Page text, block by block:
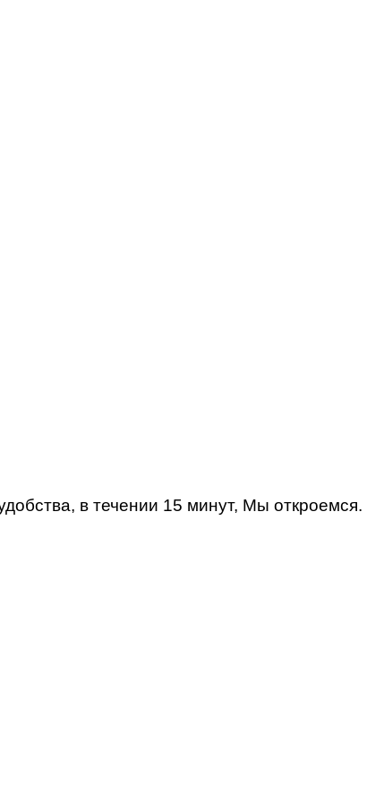
в течении 15 минут, Мы откроемся.